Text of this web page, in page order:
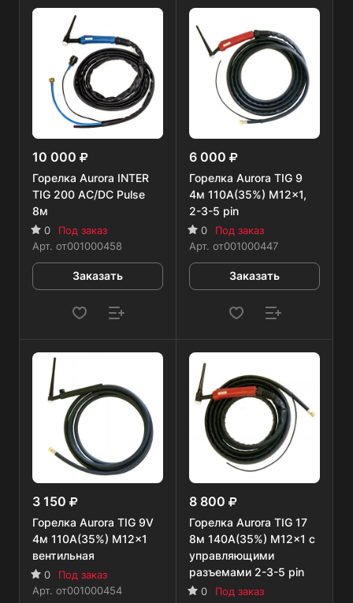
10 000
Горелка Aurora INTER
TIG 200 AC/DC Pulse
8м
0
Под заказ
Арт. от001000458
Заказать
6 000
Горелка Aurora TIG 9
4м 110А(35%) M12x1,
2-3-5 pin
0
Под заказ
Арт. от001000447
Заказать
3 150
Горелка Aurora TIG 9V
4м 110А(35%) M12x1
вентильная
0
Под заказ
Арт. от001000454
8 800
Горелка Aurora TIG 17
8м 140А(35%) M12x1 с
управляющими
разъемами 2-3-5 pin
0
Под заказ